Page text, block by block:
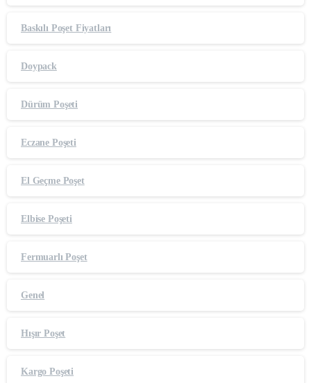
Baskılı Poşet Fiyatları
Doypack
Dürüm Poşeti
Eczane Poşeti
El Geçme Poşet
Elbise Poşeti
Fermuarlı Poşet
Genel
Hışır Poşet
Kargo Poşeti